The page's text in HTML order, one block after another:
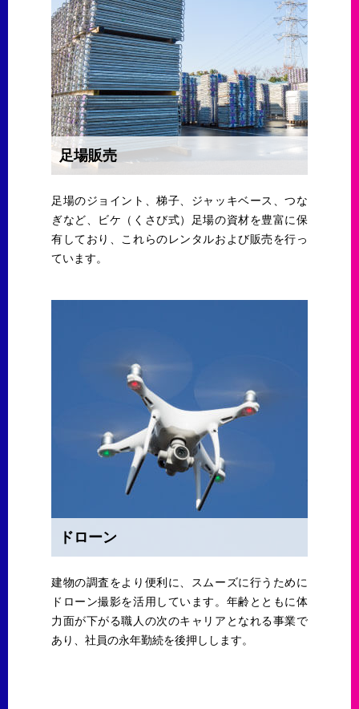
足場販売
足場のジョイント、梯子、ジャッキベース、つな
ぎなど、ビケ（くさび式）足場の資材を豊富に保
有しており、これらのレンタルおよび販売を行っ
ています。
ドローン
建物の調査をより便利に、スムーズに行うために
ドローン撮影を活用しています。年齢とともに体
力面が下がる職人の次のキャリアとなれる事業で
あり、社員の永年勤続を後押しします。